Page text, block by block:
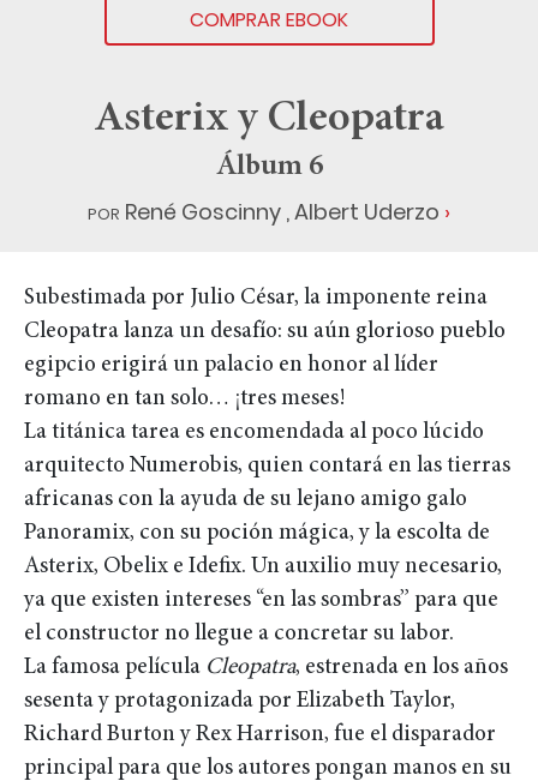
COMPRAR EBOOK
Asterix y Cleopatra
Álbum 6
por René Goscinny ,Albert Uderzo
Subestimada por Julio César, la imponente reina
Cleopatra lanza un desafío: su aún glorioso pueblo
egipcio erigirá un palacio en honor al líder
romano en tan solo… ¡tres meses!
La titánica tarea es encomendada al poco lúcido
arquitecto Numerobis, quien contará en las tierras
africanas con la ayuda de su lejano amigo galo
Panoramix, con su poción mágica, y la escolta de
Asterix, Obelix e Idefix. Un auxilio muy necesario,
ya que existen intereses “en las sombras” para que
el constructor no llegue a concretar su labor.
La famosa película Cleopatra, estrenada en los años
sesenta y protagonizada por Elizabeth Taylor,
Richard Burton y Rex Harrison, fue el disparador
principal para que los autores pongan manos en su